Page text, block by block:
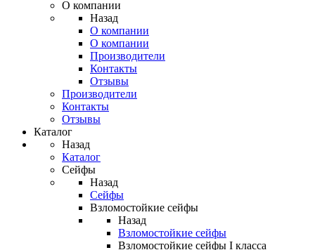
О компании
Назад
О компании
О компании
Производители
Контакты
Отзывы
Производители
Контакты
Отзывы
Каталог
Назад
Каталог
Сейфы
Назад
Сейфы
Взломостойкие сейфы
Назад
Взломостойкие сейфы
Взломостойкие сейфы I класса